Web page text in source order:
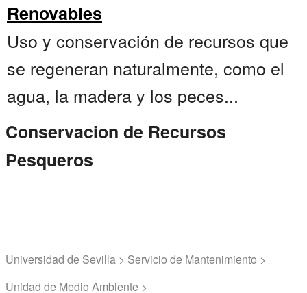
Renovables
Uso y conservación de recursos que
se regeneran naturalmente, como el
agua, la madera y los peces...
Conservacion de Recursos
Pesqueros
Universidad de Sevilla > Servicio de Mantenimiento >
Unidad de Medio Ambiente >